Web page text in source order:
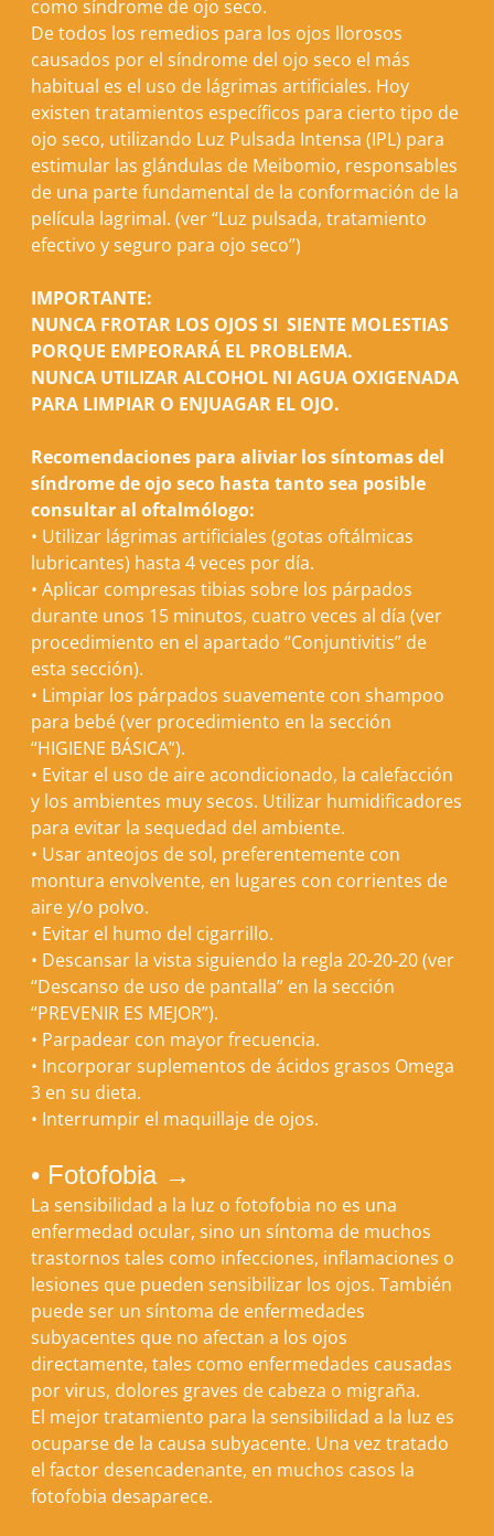
como síndrome de ojo seco.
De todos los remedios para los ojos llorosos
causados por el síndrome del ojo seco el más
habitual es el uso de lágrimas artificiales. Hoy
existen tratamientos específicos para cierto tipo de
ojo seco, utilizando Luz Pulsada Intensa (IPL) para
estimular las glándulas de Meibomio, responsables
de una parte fundamental de la conformación de la
película lagrimal. (ver “Luz pulsada, tratamiento
efectivo y seguro para ojo seco”)
IMPORTANTE:
NUNCA FROTAR LOS OJOS SI SIENTE MOLESTIAS
PORQUE EMPEORARÁ EL PROBLEMA.
NUNCA UTILIZAR ALCOHOL NI AGUA OXIGENADA
PARA LIMPIAR O ENJUAGAR EL OJO.
Recomendaciones para aliviar los síntomas del
síndrome de ojo seco hasta tanto sea posible
consultar al oftalmólogo:
• Utilizar lágrimas artificiales (gotas oftálmicas
lubricantes) hasta 4 veces por día.
• Aplicar compresas tibias sobre los párpados
durante unos 15 minutos, cuatro veces al día (ver
procedimiento en el apartado “Conjuntivitis” de
esta sección).
• Limpiar los párpados suavemente con shampoo
para bebé (ver procedimiento en la sección
“HIGIENE BÁSICA”).
• Evitar el uso de aire acondicionado, la calefacción
y los ambientes muy secos. Utilizar humidificadores
para evitar la sequedad del ambiente.
• Usar anteojos de sol, preferentemente con
montura envolvente, en lugares con corrientes de
aire y/o polvo.
• Evitar el humo del cigarrillo.
• Descansar la vista siguiendo la regla 20-20-20 (ver
“Descanso de uso de pantalla” en la sección
“PREVENIR ES MEJOR”).
• Parpadear con mayor frecuencia.
• Incorporar suplementos de ácidos grasos Omega
3 en su dieta.
• Interrumpir el maquillaje de ojos.
• Fotofobia →
La sensibilidad a la luz o fotofobia no es una
enfermedad ocular, sino un síntoma de muchos
trastornos tales como infecciones, inflamaciones o
lesiones que pueden sensibilizar los ojos. También
puede ser un síntoma de enfermedades
subyacentes que no afectan a los ojos
directamente, tales como enfermedades causadas
por virus, dolores graves de cabeza o migraña.
El mejor tratamiento para la sensibilidad a la luz es
ocuparse de la causa subyacente. Una vez tratado
el factor desencadenante, en muchos casos la
fotofobia desaparece.